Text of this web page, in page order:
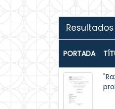
PORTADA